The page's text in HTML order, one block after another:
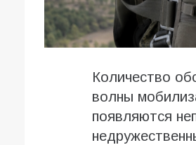
Количество
волны
появляются